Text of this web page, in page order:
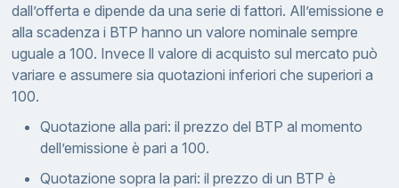
dall’offerta e dipende da una serie di fattori. All’emissione e
alla scadenza i BTP hanno un valore nominale sempre
uguale a 100. Invece ll valore di acquisto sul mercato può
variare e assumere sia quotazioni inferiori che superiori a
100.
Quotazione alla pari: il prezzo del BTP al momento
dell’emissione è pari a 100.
Quotazione sopra la pari: il prezzo di un BTP è